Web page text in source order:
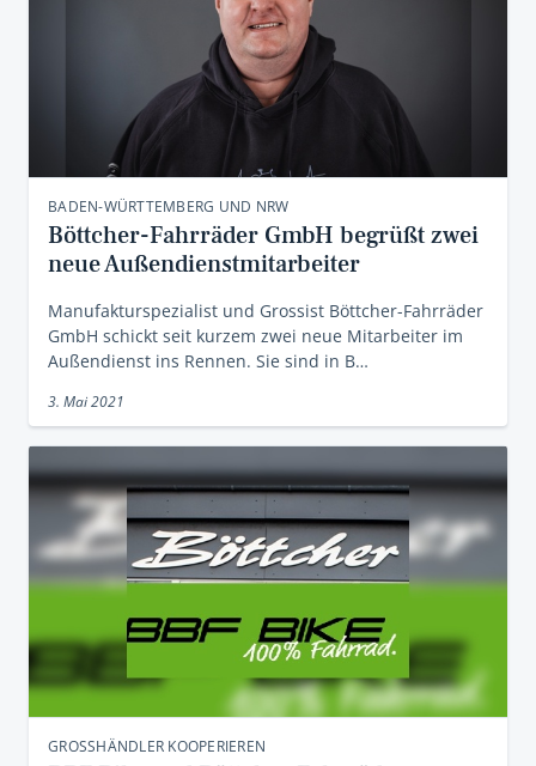
BADEN-WÜRTTEMBERG UND NRW
Böttcher-Fahrräder GmbH begrüßt zwei
neue Außendienstmitarbeiter
Manufakturspezialist und Grossist Böttcher-Fahrräder
GmbH schickt seit kurzem zwei neue Mitarbeiter im
Außendienst ins Rennen. Sie sind in B…
3. Mai 2021
GROSSHÄNDLER KOOPERIEREN